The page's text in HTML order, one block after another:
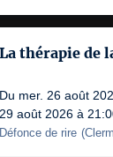
La thérapie de
Du mer. 26 août
29 août 2026 à
Défonce de rire (